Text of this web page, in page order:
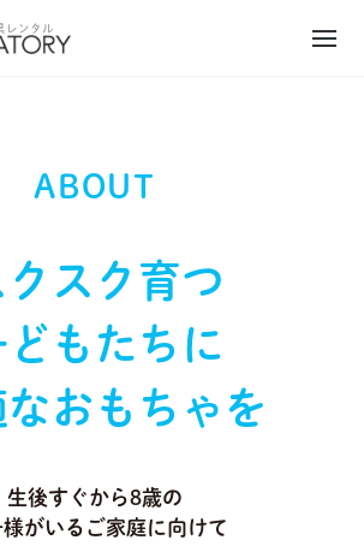
ABOUT
クスク育つ
どもたちに
おもちゃを
生後すぐから8歳の
様がいるご家庭に向けて